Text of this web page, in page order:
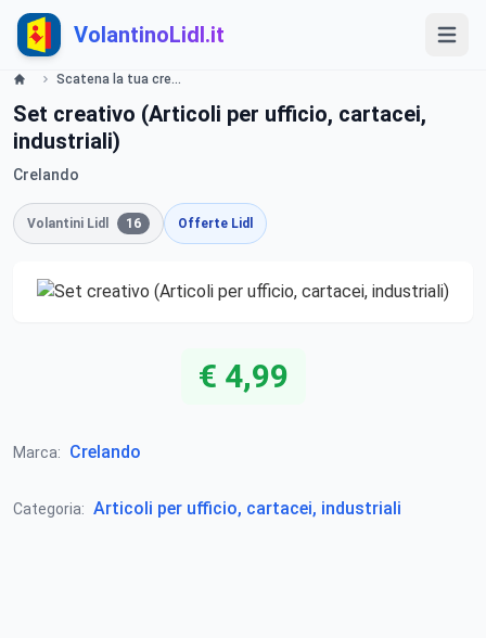
VolantinoLidl.it
Scatena la tua creativita, set creativo Crelando - LIDL Catalogue Offerte valide dall 11 settembre 2017 Lidl
Set creativo (Articoli per ufficio, cartacei,
industriali)
Crelando
Volantini Lidl 16 Offerte Lidl
€ 4,99
Marca: Crelando
Categoria: Articoli per ufficio, cartacei, industriali